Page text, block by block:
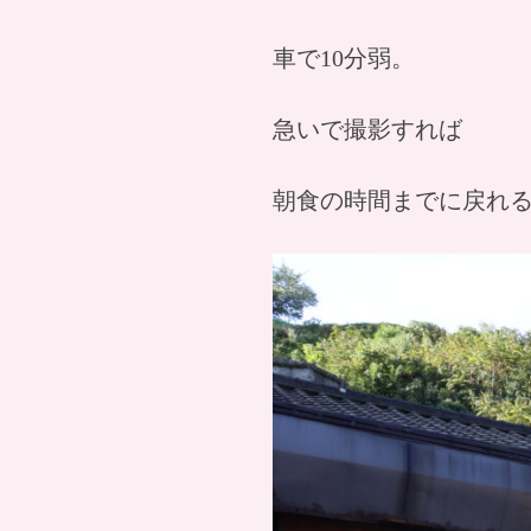
車で10分弱。
急いで撮影すれば
朝食の時間までに戻れ